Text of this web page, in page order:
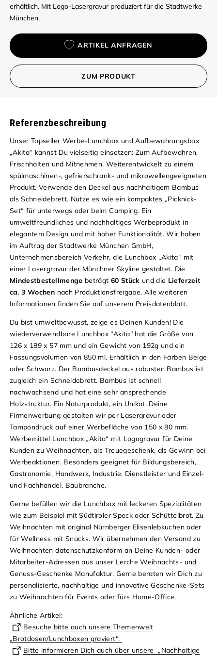
erhältlich. Mit Logo-Lasergravur produziert für die Stadtwerke
München.
ARTIKEL ANFRAGEN
ZUM PRODUKT
Referenzbeschreibung
Unser Topseller Werbe-Lunchbox und Aufbewahrungsbox
„Akita“ kannst Du vielseitig einsetzen: Zum Aufbewahren,
Frischhalten und Mitnehmen. Weiterentwickelt zu einem
spülmaschinen-, gefrierschrank- und mikrowellengeeigneten
Produkt. Verwende den Deckel aus nachhaltigem Bambus
als Schneidebrett. Nutze es wie ein kompaktes „Picknick-
Set“ für unterwegs oder beim Camping. Ein
umweltfreundliches und nachhaltiges Werbeprodukt in
elegantem Design und mit hoher Funktionalität. Wir haben
im Auftrag der Stadtwerke München GmbH,
Unternehmensbereich Verkehr, die Lunchbox „Akita“ mit
einer Lasergravur der Münchner Skyline gestaltet. Die
Mindestbestellmenge beträgt 60 Stück und die Lieferzeit
ca. 3 Wochen nach Produktionsfreigabe. Alle weiteren
Informationen finden Sie auf unserem Preisdatenblatt.
Du bist umweltbewusst, zeige es Deinen Kunden! Die
wiederverwendbare Lunchbox "Akita" hat die Größe von
126 x 189 x 57 mm und ein Gewicht von 192g und ein
Fassungsvolumen von 850 ml. Erhältlich in den Farben Beige
oder Schwarz. Der Bambusdeckel aus robusten Bambus ist
zugleich ein Schneidebrett. Bambus ist schnell
nachwachsend und hat eine sehr ansprechende
Holzstruktur. Ein Naturprodukt, ein Unikat. Deine
Firmenwerbung gestalten wir per Lasergravur oder
Tampondruck auf einer Werbefläche von 150 x 80 mm.
Werbemittel Lunchbox „Akita“ mit Logogravur für Deine
Kunden zu Weihnachten, als Treuegeschenk, als Gewinn bei
Werbeaktionen. Besonders geeignet für Bildungsbereich,
Gastronomie, Handwerk, Industrie, Dienstleister und Einzel-
und Fachhandel, Baubranche.
Gerne befüllen wir die Lunchbox mit leckeren Spezialitäten
wie zum Beispiel mit Südtiroler Speck oder Schüttelbrot. Zu
Weihnachten mit original Nürnberger Elisenlebkuchen oder
für Wellness mit Snacks. Wir übernehmen den Versand zu
Weihnachten datenschutzkonform an Deine Kunden- oder
Mitarbeiter-Adressen aus unser Lerche Weihnachts- und
Genuss-Geschenke Manufaktur. Gerne beraten wir Dich zu
personalisierte, nachhaltige und innovative Geschenke-Sets
zu Weihnachten für Events oder fürs Home-Office.
Ähnliche Artikel:
Besuche bitte auch unsere Themenwelt
„Brotdosen/Lunchboxen graviert“.
Bitte informieren Dich auch über unsere „Nachhaltige